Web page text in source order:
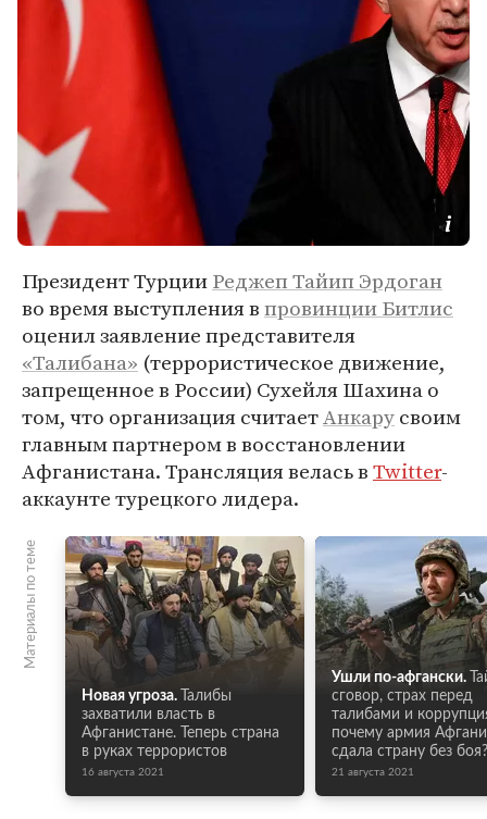
Президент ТурцииРеджеп Тайип Эрдоган
во время выступления впровинции Битлис
оценил заявление представителя
«Талибана» (террористическое движение,
запрещенное в России) Сухейля Шахина о
том, что организация считаетАнкарусвоим
главным партнером в восстановлении
Афганистана. Трансляция велась вTwitter-
аккаунте турецкого лидера.
Материалы по теме
Новая угроза.
Талибы
захватили власть в
Афганистане. Теперь страна
в руках террористов
16 августа 2021
Ушли по-афгански.
сговор, страх перед
талибами и
почему армия
сдала страну без боя?
21 августа 2021